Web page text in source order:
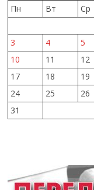
Пн
Вт Ср
3
4 5
10
11 12
17
18 19
24
25 26
31